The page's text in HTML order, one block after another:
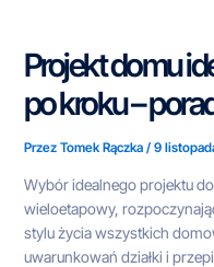
treściProjekt domu
po kroku –
Przez Tomek Rączka / 9
Wybór idealnego projektu
wieloetapowy,
stylu życia wszystkich
uwarunkowań działki i